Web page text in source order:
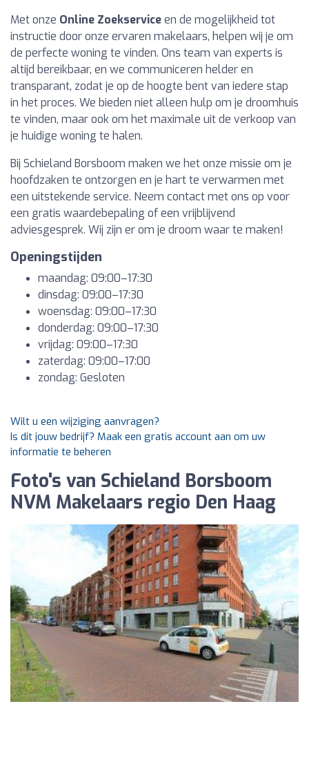
Met onze Online Zoekserviceen de mogelijkheid tot
instructie door onze ervaren makelaars, helpen wij je om
de perfecte woning te vinden. Ons team van experts is
altijd bereikbaar, en we communiceren helder en
transparant, zodat je op de hoogte bent van iedere stap
in het proces. We bieden niet alleen hulp om je droomhuis
te vinden, maar ook om het maximale uit de verkoop van
je huidige woning te halen.
Bij Schieland Borsboom maken we het onze missie om je
hoofdzaken te ontzorgen en je hart te verwarmen met
een uitstekende service. Neem contact met ons op voor
een gratis waardebepaling of een vrijblijvend
adviesgesprek. Wij zijn er om je droom waar te maken!
Openingstijden
maandag: 09:00–17:30
dinsdag: 09:00–17:30
woensdag: 09:00–17:30
donderdag: 09:00–17:30
vrijdag: 09:00–17:30
zaterdag: 09:00–17:00
zondag: Gesloten
Wilt u een wijziging aanvragen?
Is dit jouw bedrijf? Maak een gratis account aan om uw
informatie te beheren
Foto's van Schieland Borsboom
NVM Makelaars regio Den Haag